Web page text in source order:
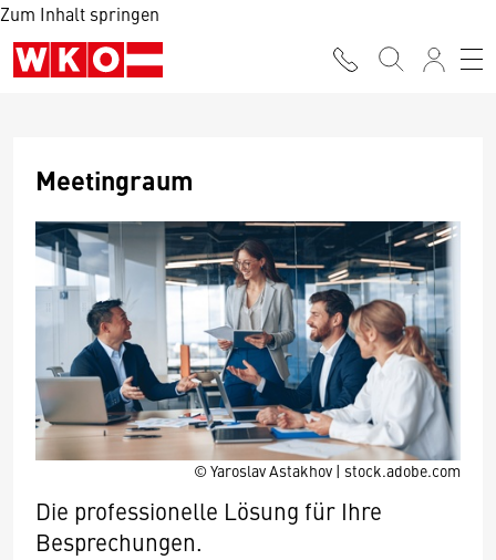
Zum Inhalt springen
© Yaroslav Astakhov | stock.adobe.com
Meetingraum
Die professionelle Lösung für Ihre
Besprechungen.